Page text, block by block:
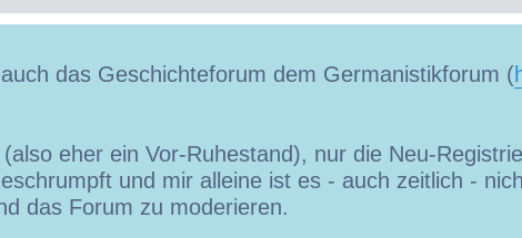
das Geschichteforum dem Germanistikforum (
eher ein Vor-Ruhestand), nur die Neu-
und mir alleine ist es - auch zeitlich -
das Forum zu moderieren.